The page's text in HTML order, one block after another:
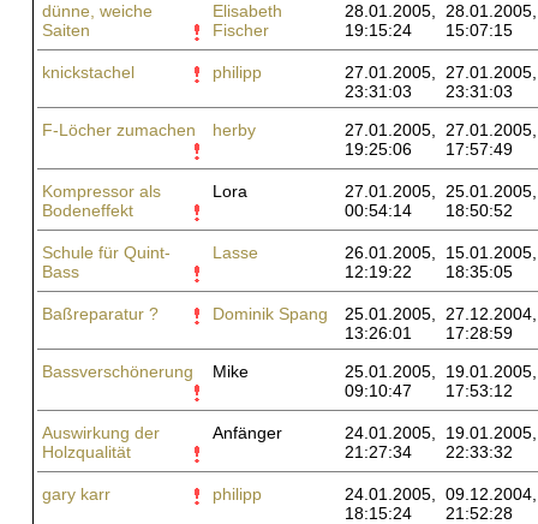
dünne, weiche
Saiten
Elisabeth
Fischer
28.01.2005,
19:15:24
28.01.2005,
15:07:15
knickstachel philipp
27.01.2005,
23:31:03
27.01.2005,
23:31:03
F-Löcher zumachen
herby
27.01.2005,
19:25:06
27.01.2005,
17:57:49
Kompressor als
Bodeneffekt
Lora
27.01.2005,
00:54:14
25.01.2005,
18:50:52
Schule für Quint-
Bass
Lasse
26.01.2005,
12:19:22
15.01.2005,
18:35:05
Baßreparatur ? Dominik Spang
25.01.2005,
13:26:01
27.12.2004,
17:28:59
Bassverschönerung
Mike
25.01.2005,
09:10:47
19.01.2005,
17:53:12
Auswirkung der
Holzqualität
Anfänger
24.01.2005,
21:27:34
19.01.2005,
22:33:32
gary karr philipp
24.01.2005,
18:15:24
09.12.2004,
21:52:28